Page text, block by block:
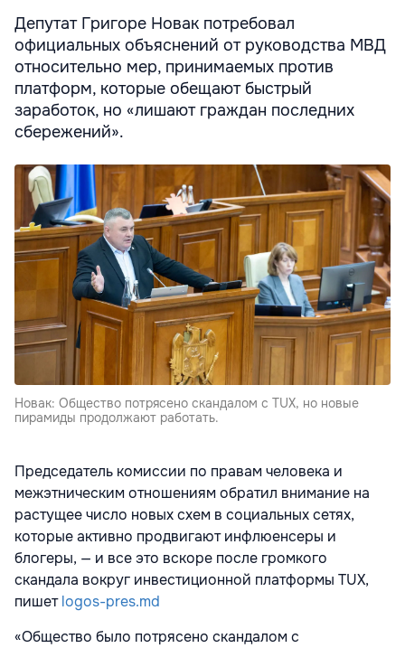
Депутат Григоре Новак потребовал
официальных объяснений от руководства МВД
относительно мер, принимаемых против
платформ, которые обещают быстрый
заработок, но «лишают граждан последних
сбережений».
Новак: Общество потрясено скандалом с TUX, но новые
пирамиды продолжают работать.
Председатель комиссии по правам человека и
межэтническим отношениям обратил внимание на
растущее число новых схем в социальных сетях,
которые активно продвигают инфлюенсеры и
блогеры, — и все это вскоре после громкого
скандала вокруг инвестиционной платформы TUX,
пишетlogos-pres.md
«Общество было потрясено скандалом с